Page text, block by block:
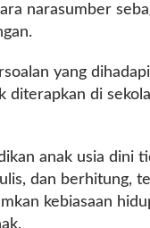
narasumber
yang
diterapkan di
anak usia dini
dan berhitung,
kebiasaan